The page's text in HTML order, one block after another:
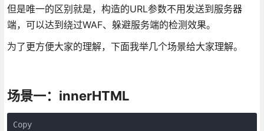
但是唯一的区别就是，构造的URL参数不用发送到服务器
端，可以达到绕过WAF、躲避服务端的检测效果。
为了更方便大家的理解，下面我举几个场景给大家理解。
场景一：innerHTML
Copy